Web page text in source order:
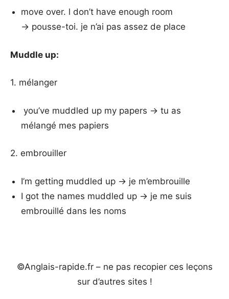
move over. l don’t have enough room
→ pousse-toi. je n’ai pas assez de place
Muddle up:
1. mélanger
you’ve muddled up my papers → tu as
mélangé mes papiers
2. embrouiller
I’m getting muddled up → je m’embrouille
I got the names muddled up → je me suis
embrouillé dans les noms
©Anglais-rapide.fr – ne pas recopier ces leçons
sur d’autres sites !